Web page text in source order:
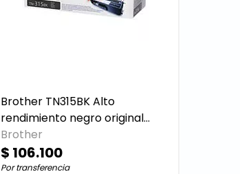
Brother TN315BK Alto
rendimiento negro original
cartucho de tóner
Brother
$ 106.100
Por transferencia